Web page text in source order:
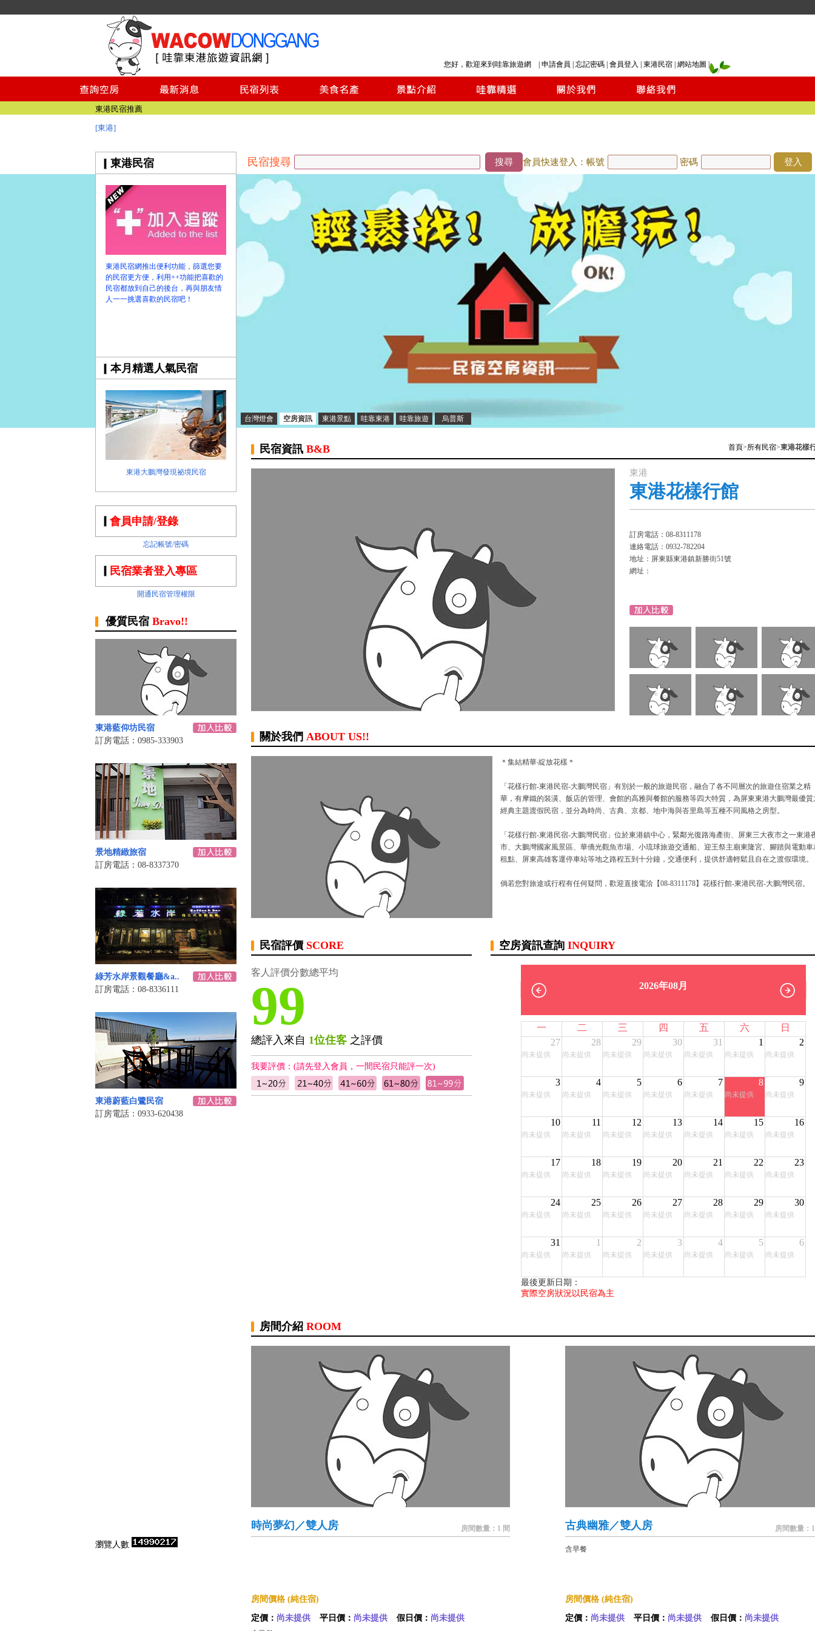
您好，歡迎來到哇靠旅遊網 | 申請會員 忘記密碼 會員登入 東港民宿 網站地圖
東港民宿推薦
[東港]
東港民宿
東港民宿網推出便利功能，篩選您要
的民宿更方便，利用++功能把喜歡的
民宿都放到自己的後台，再與朋友情
人一一挑選喜歡的民宿吧！
本月精選人氣民宿
東港大鵬灣發現祕境民宿
台灣燈會 空房資訊 東港景點 哇靠東港 哇靠旅遊 烏普斯
民宿搜尋 搜尋 會員快速登入：帳號 密碼 登入
會員申請/登錄
忘記帳號/密碼
民宿業者登入專區
開通民宿管理權限
優質民宿 Bravo!!
東港藍仰坊民宿
訂房電話：0985-333903
景地精緻旅宿
訂房電話：08-8337370
綠芳水岸景觀餐廳&a..
訂房電話：08-8336111
東港蔚藍白鷺民宿
訂房電話：0933-620438
瀏覽人數
民宿資訊 B&B 首頁>所有民宿>東港花樣
東港
東港花樣行館
訂房電話：08-8311178
連絡電話：0932-782204
地址：屏東縣東港鎮新勝街51號
網址：
關於我們 ABOUT US!!
＊集結精華‧綻放花樣＊
「花樣行館-東港民宿-大鵬灣民宿」有別於一般的旅遊民宿，融合了各不同層次的旅遊住宿業之精
華，有摩鐵的裝潢、飯店的管理、會館的高雅與餐館的服務等四大特質，為屏東東港大鵬灣最優質
經典主題渡假民宿，並分為時尚、古典、京都、地中海與峇里島等五種不同風格之房型。
「花樣行館-東港民宿-大鵬灣民宿」位於東港鎮中心，緊鄰光復路海產街、屏東三大夜市之一東港
市、大鵬灣國家風景區、華僑光觀魚市場、小琉球旅遊交通船、迎王祭主廟東隆宮、腳踏與電動車
租點、屏東高雄客運停車站等地之路程五到十分鐘，交通便利，提供舒適輕鬆且自在之渡假環境。
倘若您對旅途或行程有任何疑問，歡迎直接電洽【08-8311178】花樣行館-東港民宿-大鵬灣民宿。
民宿評價 SCORE
客人評價分數總平均
99
總評入來自 1位住客 之評價
我要評價：(請先登入會員，一間民宿只能評一次)
空房資訊查詢 INQUIRY
2026年08月
一 二 三 四 五 六
日
27
尚未提供
28
尚未提供
29
尚未提供
30
尚未提供
31
尚未提供
1
尚未提供
2
尚未提供
3
尚未提供
4
尚未提供
5
尚未提供
6
尚未提供
7
尚未提供
8
尚未提供
9
尚未提供
10
尚未提供
11
尚未提供
12
尚未提供
13
尚未提供
14
尚未提供
15
尚未提供
16
尚未提供
17
尚未提供
18
尚未提供
19
尚未提供
20
尚未提供
21
尚未提供
22
尚未提供
23
尚未提供
24
尚未提供
25
尚未提供
26
尚未提供
27
尚未提供
28
尚未提供
29
尚未提供
30
尚未提供
31
尚未提供
1
尚未提供
2
尚未提供
3
尚未提供
4
尚未提供
5
尚未提供
6
尚未提供
最後更新日期：
實際空房狀況以民宿為主
房間介紹 ROOM
時尚夢幻／雙人房 房間數量：1 間
房間價格 (純住宿)
定價： 尚未提供 平日價： 尚未提供 假日價： 尚未提供
古典幽雅／雙人房 房間數量：
含早餐
房間價格 (純住宿)
定價： 尚未提供 平日價： 尚未提供 假日價： 尚未提供